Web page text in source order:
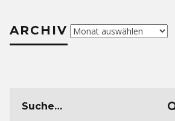
ARCHIV Archiv